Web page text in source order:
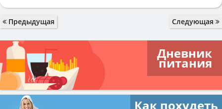
Предыдущая Следующая
Дневник
питания
Как похудеть